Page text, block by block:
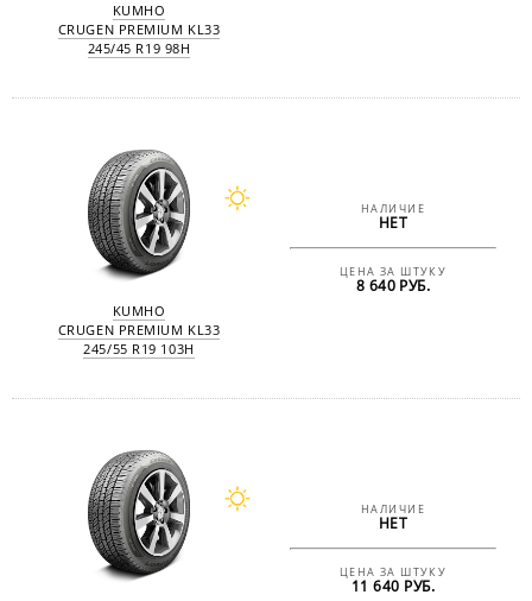
KUMHO
CRUGEN PREMIUM KL33
245/45 R19 98H
KUMHO
CRUGEN PREMIUM KL33
245/55 R19 103H
НАЛИЧИЕ
НЕТ
ЦЕНА ЗА ШТУКУ
8 640 РУБ.
НАЛИЧИЕ
НЕТ
ЦЕНА ЗА ШТУКУ
11 640 РУБ.